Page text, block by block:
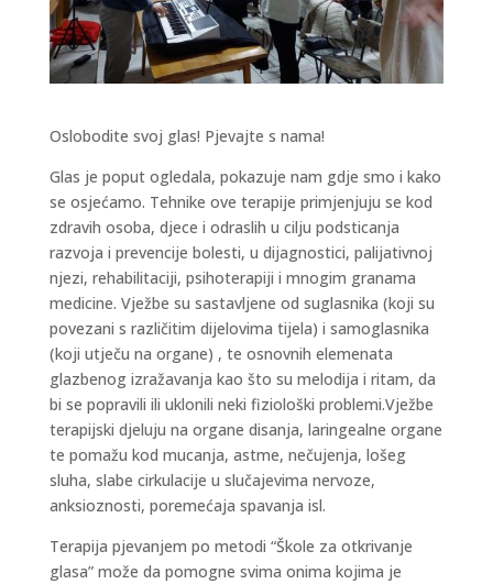
Oslobodite svoj glas! Pjevajte s nama!
Glas je poput ogledala, pokazuje nam gdje smo i kako
se osjećamo. Tehnike ove terapije primjenjuju se kod
zdravih osoba, djece i odraslih u cilju podsticanja
razvoja i prevencije bolesti, u dijagnostici, palijativnoj
njezi, rehabilitaciji, psihoterapiji i mnogim granama
medicine. Vježbe su sastavljene od suglasnika (koji su
povezani s različitim dijelovima tijela) i samoglasnika
(koji utječu na organe) , te osnovnih elemenata
glazbenog izražavanja kao što su melodija i ritam, da
bi se popravili ili uklonili neki fiziološki problemi.Vježbe
terapijski djeluju na organe disanja, laringealne organe
te pomažu kod mucanja, astme, nečujenja, lošeg
sluha, slabe cirkulacije u slučajevima nervoze,
anksioznosti, poremećaja spavanja isl.
Terapija pjevanjem po metodi “Škole za otkrivanje
glasa” može da pomogne svima onima kojima je